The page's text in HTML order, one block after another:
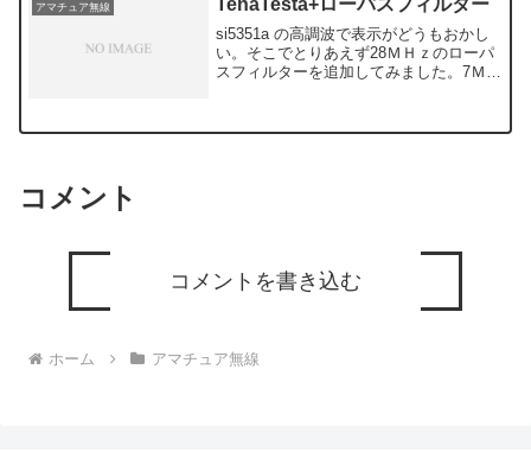
ば完成なのですがいつ...
アマチュア無線 TenaTesta+ローパスフィルター
si5351a の高調波で表示がどうもおかし
い。そこでとりあえず28ＭＨｚのローパ
スフィルターを追加してみました。7ＭＨ
示が出来そうです。オリジナルではロー
コメント
コメントを書き込む
ホーム アマチュア無線